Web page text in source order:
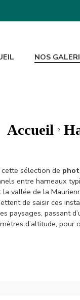
NOS
Accueil
cette sélection de
entre hameaux
vallée de la
de saisir ces
passant
d’altitude,